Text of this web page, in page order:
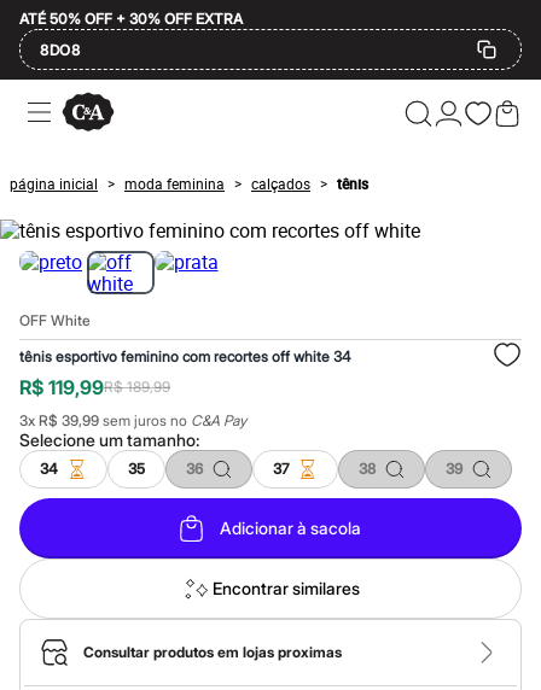
ATÉ 50% OFF + 30% OFF EXTRA
8DO8
Ofertas
Compre por Departamento
Masculino
Infantil
Calçados
Plus Size
2 calçados por R$189
2 peças por R$199
3 itens de beleza por R$129
Até 20% off
Até 40% off
Até 60% off
A partir de 60% off
Feminino
Em alta
Inverno
Alfaiataria
Novidades
Roupas
Blusas e Camisetas
Básicos
Calças
Casacos e Jaquetas
Jeans
Macacões
página inicial > moda feminina > calçados > tênis
OFF White
tênis esportivo feminino com recortes off white 34
R$ 119,99R$ 189,99
3x R$ 39,99 sem juros no C&A Pay
Selecione umtamanho:
34 35 36 37 38 39
Adicionar à sacola
Encontrar similares
Consultar produtos em lojas proximas